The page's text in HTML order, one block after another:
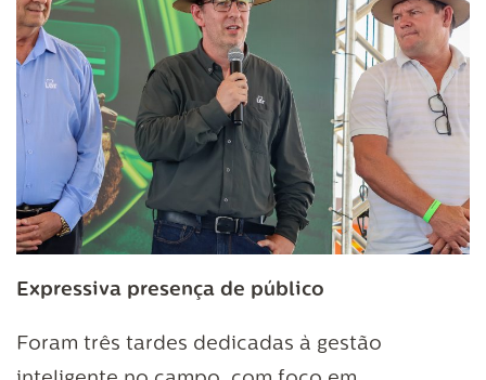
Expressiva presença de público
Foram três tardes dedicadas à gestão